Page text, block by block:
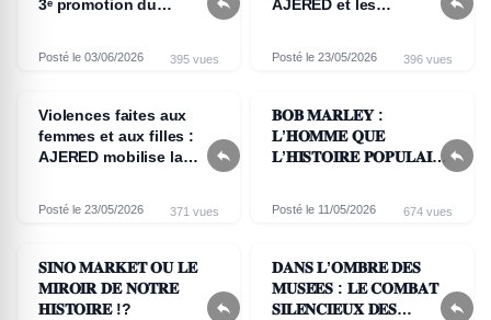
3ᵉ promotion du
Posté le 03/06/2026 395 vues

AJERED et les
contre le paludisme à
Posté le 23/05/2026 396 vues

Violences faites aux
femmes et aux filles :
AJERED mobilise la
Posté le 23/05/2026 371 vues

𝐁𝐎𝐁 𝐌𝐀𝐑𝐋𝐄𝐘 :
𝐋’𝐇𝐎𝐌𝐌𝐄 𝐐𝐔𝐄
𝐋’𝐇𝐈𝐒𝐓𝐎𝐈𝐑𝐄 𝐏𝐎𝐏𝐔𝐋𝐀𝐈𝐑𝐄
Posté le 11/05/2026 674 vues

𝐒𝐈𝐍𝐎 𝐌𝐀𝐑𝐊𝐄𝐓 𝐎𝐔 𝐋𝐄
𝐌𝐈𝐑𝐎𝐈𝐑 𝐃𝐄 𝐍𝐎𝐓𝐑𝐄
𝐇𝐈𝐒𝐓𝐎𝐈𝐑𝐄 !?

𝐃𝐀𝐍𝐒 𝐋’𝐎𝐌𝐁𝐑𝐄 𝐃𝐄𝐒
𝐌𝐔𝐒𝐄́𝐄𝐒 : 𝐋𝐄 𝐂𝐎𝐌𝐁𝐀𝐓
𝐒𝐈𝐋𝐄𝐍𝐂𝐈𝐄𝐔𝐗 𝐃𝐄𝐒
